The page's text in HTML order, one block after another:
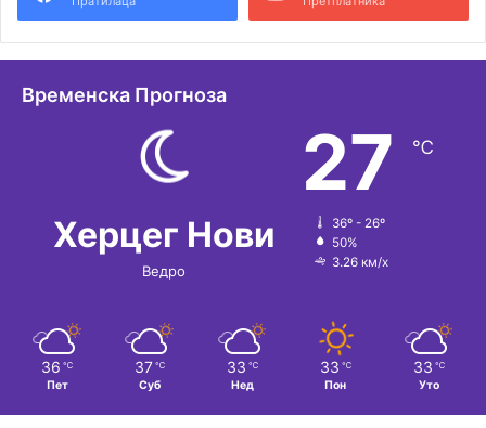
Временска Прогноза
Херцег Нови
Ведро
27 ℃
36º - 26º
50%
3.26 км/х
36 ℃
Пет
37 ℃
Суб
33 ℃
Нед
33 ℃
Пон
33 ℃
Уто